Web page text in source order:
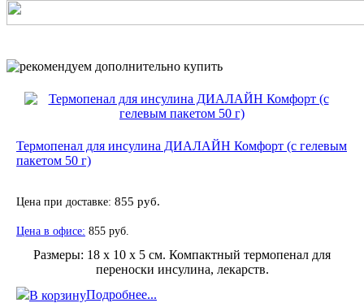
Термопенал для инсулина ДИАЛАЙН Комфорт (c гелевым
пакетом 50 г)
Цена при доставке: 855 руб.
Цена в офисе: 855 руб.
Размеры: 18 х 10 х 5 см. Компактный термопенал для
переноски инсулина, лекарств.
В корзинуПодробнее...